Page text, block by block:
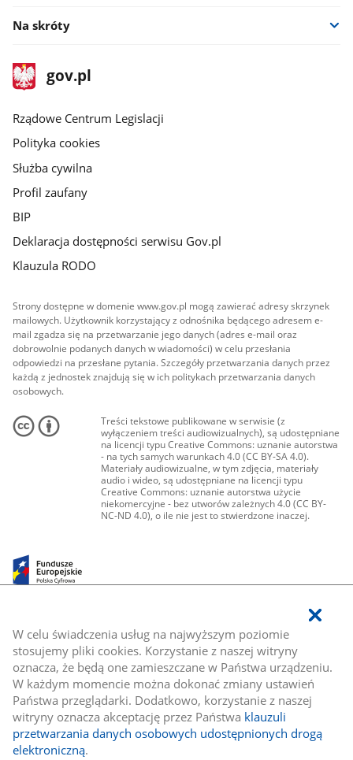
W celu świadczenia usług na najwyższym poziomie
stosujemy pliki cookies. Korzystanie z naszej witryny
oznacza, że będą one zamieszczane w Państwa urządzeniu.
W każdym momencie można dokonać zmiany ustawień
Państwa przeglądarki. Dodatkowo, korzystanie z naszej
witryny oznacza akceptację przez Państwa klauzuli
przetwarzania danych osobowych udostępnionych drogą
elektroniczną.
Na skróty
stopka
gov.plStrona
gov.pl
Rządowe Centrum Legislacji
Polityka cookies
Służba cywilna
Profil zaufany
BIP
Deklaracja dostępności serwisu Gov.pl
Klauzula RODO
Strony dostępne w domenie www.gov.pl mogą zawierać adresy skrzynek
mailowych. Użytkownik korzystający z odnośnika będącego adresem e-
mail zgadza się na przetwarzanie jego danych (adres e-mail oraz
dobrowolnie podanych danych w wiadomości) w celu przesłania
odpowiedzi na przesłane pytania. Szczegóły przetwarzania danych przez
każdą z jednostek znajdują się w ich politykach przetwarzania danych
osobowych.
Treści tekstowe publikowane w serwisie (z
wyłączeniem treści audiowizualnych), są udostępniane
na licencji typu Creative Commons: uznanie autorstwa
- na tych samych warunkach 4.0 (CC BY-SA 4.0).
Materiały audiowizualne, w tym zdjęcia, materiały
audio i wideo, są udostępniane na licencji typu
Creative Commons: uznanie autorstwa użycie
niekomercyjne - bez utworów zależnych 4.0 (CC BY-
NC-ND 4.0), o ile nie jest to stwierdzone inaczej.